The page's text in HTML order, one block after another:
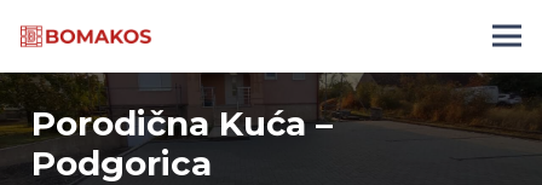
Porodična Kuća –
Podgorica